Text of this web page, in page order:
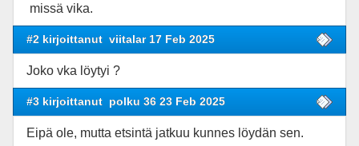
missä vika.
#2 kirjoittanut viitalar 17 Feb 2025
Joko vka löytyi ?
#3 kirjoittanut polku 36 23 Feb 2025
Eipä ole, mutta etsintä jatkuu kunnes löydän sen.